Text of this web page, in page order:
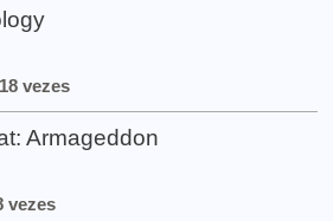
vezes
Armageddon
vezes